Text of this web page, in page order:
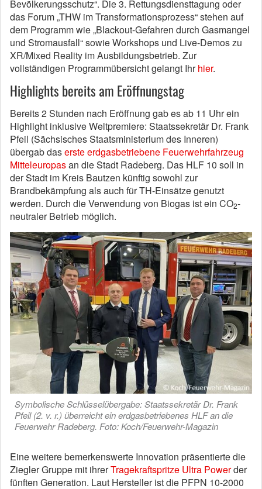
Bevölkerungsschutz“. Die 3. Rettungsdiensttagung oder
das Forum „THW im Transformationsprozess“ stehen auf
dem Programm wie „Blackout-Gefahren durch Gasmangel
und Stromausfall“ sowie Workshops und Live-Demos zu
XR/Mixed Reality im Ausbildungsbetrieb. Zur
vollständigen Programmübersicht gelangt Ihrhier.
Highlights bereits am Eröffnungstag
Bereits 2 Stunden nach Eröffnung gab es ab 11 Uhr ein
Highlight inklusive Weltpremiere: Staatssekretär Dr. Frank
Pfeil (Sächsisches Staatsministerium des Inneren)
übergab daserste erdgasbetriebene Feuerwehrfahrzeug
Mitteleuropasan die Stadt Radeberg. Das HLF 10 soll in
der Stadt im Kreis Bautzen künftig sowohl zur
Brandbekämpfung als auch für TH-Einsätze genutzt
werden. Durch die Verwendung von Biogas ist ein CO2-
neutraler Betrieb möglich.
Symbolische Schlüsselübergabe: Staatssekretär Dr. Frank
Pfeil (2. v. r.) überreicht ein erdgasbetriebenes HLF an die
Feuerwehr Radeberg. Foto: Koch/Feuerwehr-Magazin
Eine weitere bemerkenswerte Innovation präsentierte die
Ziegler Gruppe mit ihrerTragekraftspritze Ultra Powerder
fünften Generation. Laut Hersteller ist die PFPN 10-2000